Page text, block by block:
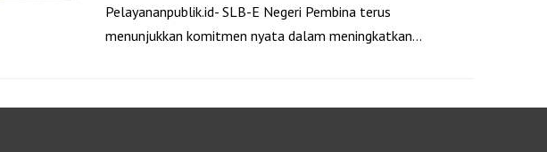
Pelayananpublik.id- SLB-E Negeri Pembina terus
menunjukkan komitmen nyata dalam meningkatkan…